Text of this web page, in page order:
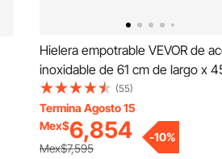
Hielera empotrable VEVOR de
inoxidable de 61 cm de largo x
ancho x 33 cm de alto, depósito
comercial con tapa deslizante,
hielo para cocina al aire libre de
tubo y tapón de drenaje
(55)
Termina Agosto 15
Mex$6,854
Mex$7,595
-10%